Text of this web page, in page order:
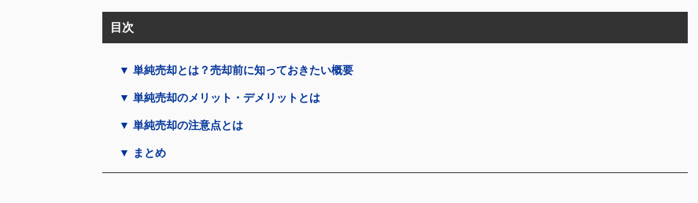
目次
▼ 単純売却とは？売却前に知っておきたい概要
▼ 単純売却のメリット・デメリットとは
▼ 単純売却の注意点とは
▼ まとめ